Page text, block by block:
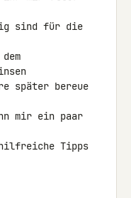
sind für die
später bereue
mir ein paar
Tipps